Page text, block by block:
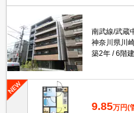
南武線/武蔵
神奈川県川
築2年
6階建
9.85万円(